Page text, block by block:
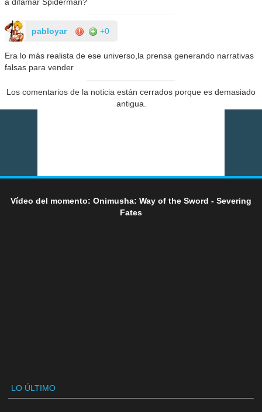
pabloyar +0
Era lo más realista de ese universo,la prensa generando narrativas
falsas para vender
Los comentarios de la noticia están cerrados porque es demasiado
antigua.
Vídeo del momento: Onimusha: Way of the Sword - Severing
Fates
LO ÚLTIMO